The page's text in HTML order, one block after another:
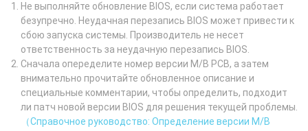
Не выполняйте обновление BIOS, если система работает
безупречно. Неудачная перезапись BIOS может привести к
сбою запуска системы. Производитель не несет
ответственность за неудачную перезапись BIOS.
Сначала опеределите номер версии M/B PCB, а затем
внимательно прочитайте обновленное описание и
специальные комментарии, чтобы определить, подходит
ли патч новой версии BIOS для решения текущей проблемы.
（Справочное руководство: Определение версии M/B